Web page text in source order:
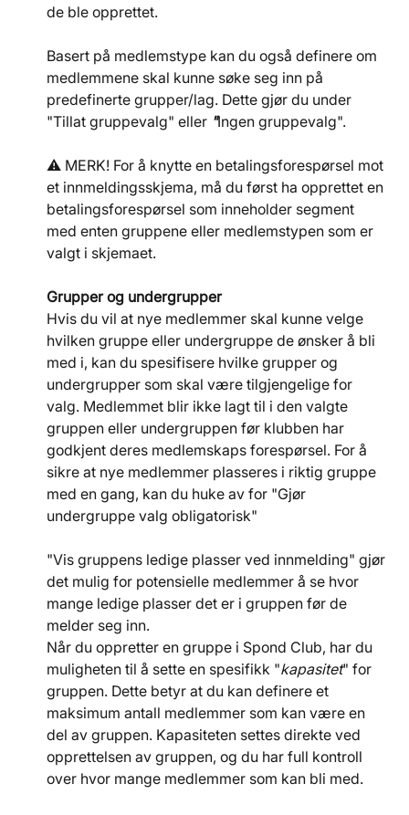
de ble opprettet.
Basert på medlemstype kan du også definere om
medlemmene skal kunne søke seg inn på
predefinerte grupper/lag. Dette gjør du under
"Tillat gruppevalg" eller "Ingen gruppevalg".
⚠️ MERK! For å knytte en betalingsforespørsel mot
et innmeldingsskjema, må du først ha opprettet en
betalingsforespørsel som inneholder segment
med enten gruppene eller medlemstypen som er
valgt i skjemaet.
Grupper og undergrupper
Hvis du vil at nye medlemmer skal kunne velge
hvilken gruppe eller undergruppe de ønsker å bli
med i, kan du spesifisere hvilke grupper og
undergrupper som skal være tilgjengelige for
valg. Medlemmet blir ikke lagt til i den valgte
gruppen eller undergruppen før klubben har
godkjent deres medlemskaps forespørsel. For å
sikre at nye medlemmer plasseres i riktig gruppe
med en gang, kan du huke av for "Gjør
undergruppe valg obligatorisk"
"Vis gruppens ledige plasser ved innmelding" gjør
det mulig for potensielle medlemmer å se hvor
mange ledige plasser det er i gruppen før de
melder seg inn.
​Når du oppretter en gruppe i Spond Club, har du
muligheten til å sette en spesifikk "kapasitet" for
gruppen. Dette betyr at du kan definere et
maksimum antall medlemmer som kan være en
del av gruppen. Kapasiteten settes direkte ved
opprettelsen av gruppen, og du har full kontroll
over hvor mange medlemmer som kan bli med.